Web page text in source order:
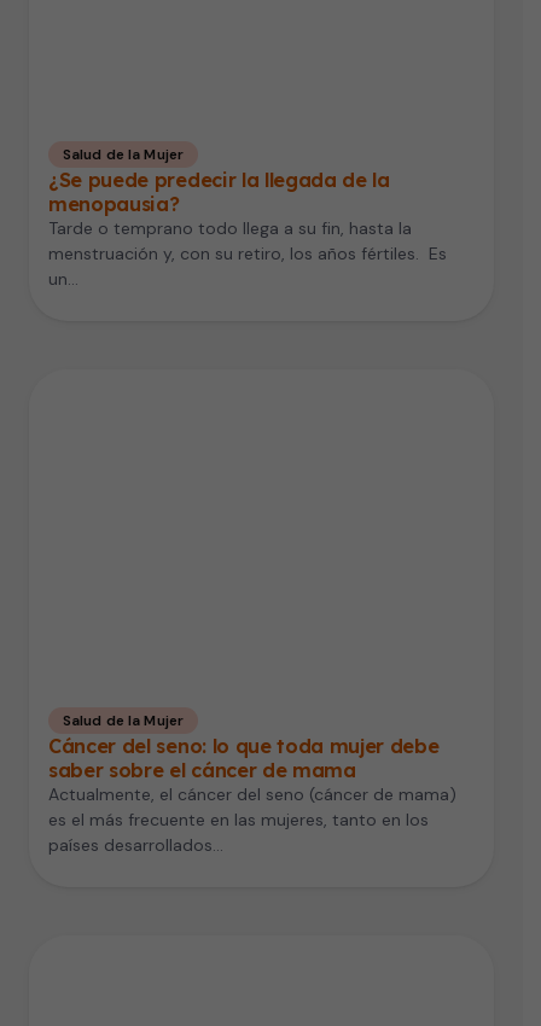
Salud de la Mujer
¿Se puede predecir la llegada de la
menopausia?
Tarde o temprano todo llega a su fin, hasta la
menstruación y, con su retiro, los años fértiles. Es
un…
Salud de la Mujer
Cáncer del seno: lo que toda mujer debe
saber sobre el cáncer de mama
Actualmente, el cáncer del seno (cáncer de mama)
es el más frecuente en las mujeres, tanto en los
países desarrollados…